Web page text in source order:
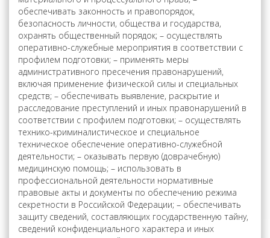
обеспечивать законность и правопорядок,
безопасность личности, общества и государства,
охранять общественный порядок; – осуществлять
оперативно-служебные мероприятия в соответствии с
профилем подготовки; – применять меры
административного пресечения правонарушений,
включая применение физической силы и специальных
средств; – обеспечивать выявление, раскрытие и
расследование преступлений и иных правонарушений в
соответствии с профилем подготовки; – осуществлять
технико-криминалистическое и специальное
техническое обеспечение оперативно-служебной
деятельности; – оказывать первую (доврачебную)
медицинскую помощь; – использовать в
профессиональной деятельности нормативные
правовые акты и документы по обеспечению режима
секретности в Российской Федерации; – обеспечивать
защиту сведений, составляющих государственную тайну,
сведений конфиденциального характера и иных